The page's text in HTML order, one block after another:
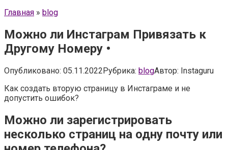
Главная » blog
Можно ли Инстаграм Привязать к
Другому Номеру •
Опубликовано: 05.11.2022Рубрика: blogАвтор: Instaguru
Как создать вторую страницу в Инстаграме и не
допустить ошибок?
Можно ли зарегистрировать
несколько страниц на одну почту или